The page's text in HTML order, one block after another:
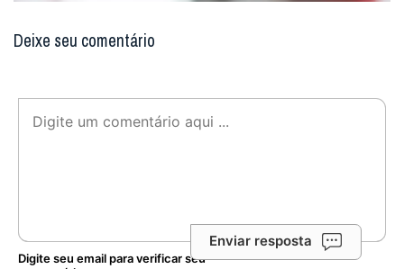
Deixe seu comentário
Enviar resposta
Digite seu email para verificar seu